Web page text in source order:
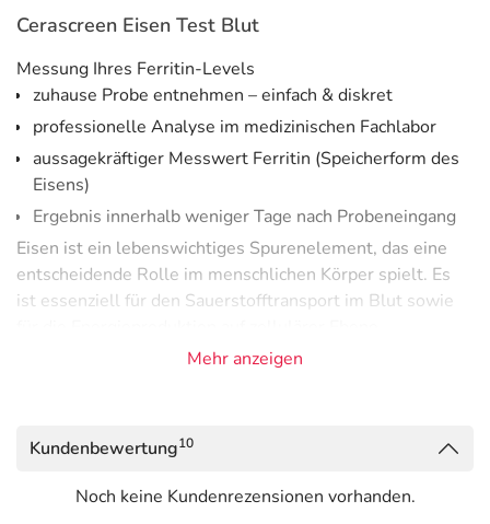
Cerascreen Eisen Test Blut
Messung Ihres Ferritin-Levels
zuhause Probe entnehmen – einfach & diskret
professionelle Analyse im medizinischen Fachlabor
aussagekräftiger Messwert Ferritin (Speicherform des
Eisens)
Ergebnis innerhalb weniger Tage nach Probeneingang
Eisen ist ein lebenswichtiges Spurenelement, das eine
entscheidende Rolle im menschlichen Körper spielt. Es
ist essenziell für den Sauerstofftransport im Blut sowie
Eisenmangel ist eine der häufigsten
Eisenaufnahme, Blutverlust durch Menstruation oder
chronische Krankheiten verursacht werden. Ein
Eisenmangel kann zu einer Reihe von Symptomen führen,
darunter Müdigkeit, Schwäche, Blässe, trockene Haut,
Mehr anzeigen
Kundenbewertung10
Noch keine Kundenrezensionen vorhanden.